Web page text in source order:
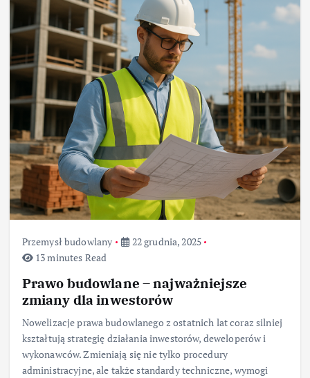
Przemysł budowlany
22 grudnia, 2025
13 minutes Read
Prawo budowlane – najważniejsze
zmiany dla inwestorów
Nowelizacje prawa budowlanego z ostatnich lat coraz silniej
kształtują strategię działania inwestorów, deweloperów i
wykonawców. Zmieniają się nie tylko procedury
administracyjne, ale także standardy techniczne, wymogi